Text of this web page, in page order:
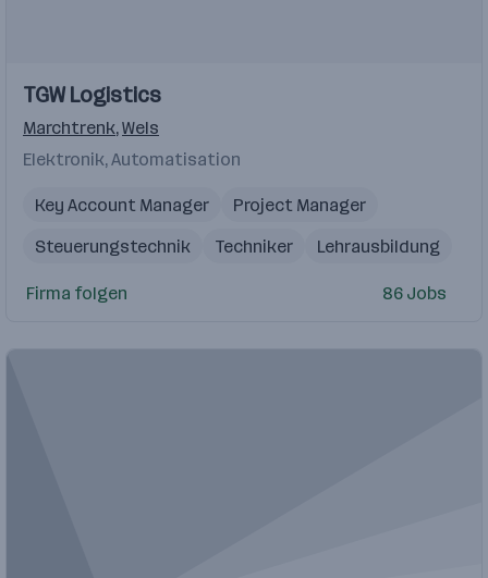
Einblicke
TGW Logistics
Marchtrenk,Wels
Elektronik, Automatisation
Key Account Manager
Project Manager
Steuerungstechnik
Techniker Lehrausbildung
Firma folgen 86 Jobs